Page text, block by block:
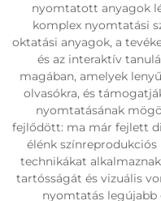
nyomtatott anyagok
komplex nyomtatási
oktatási anyagok, a
és az interaktív
magában, amelyek
olvasókra, és
nyomtatásának
fejlődött: ma már fejlett
élénk színreprodukciós
technikákat
tartósságát és vizuális
nyomtatás legújabb